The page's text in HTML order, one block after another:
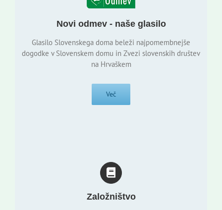
Novi odmev - naše glasilo
Glasilo Slovenskega doma beleži najpomembnejše
dogodke v Slovenskem domu in Zvezi slovenskih društev
na Hrvaškem
Več
Založništvo